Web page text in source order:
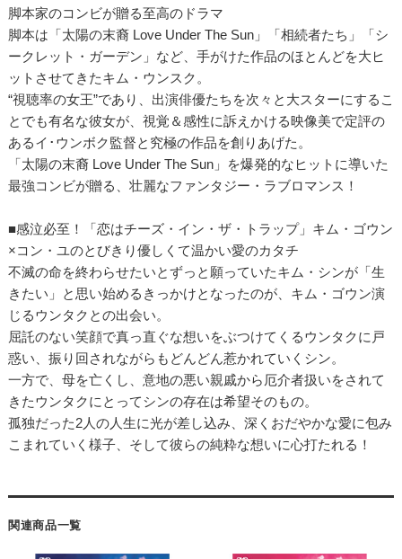
脚本家のコンビが贈る至高のドラマ
脚本は「太陽の末裔 Love Under The Sun」「相続者たち」「シ
ークレット・ガーデン」など、手がけた作品のほとんどを大ヒ
ットさせてきたキム・ウンスク。
“視聴率の女王”であり、出演俳優たちを次々と大スターにするこ
とでも有名な彼女が、視覚＆感性に訴えかける映像美で定評の
あるイ･ウンボク監督と究極の作品を創りあげた。
「太陽の末裔 Love Under The Sun」を爆発的なヒットに導いた
最強コンビが贈る、壮麗なファンタジー・ラブロマンス！
■感泣必至！「恋はチーズ・イン・ザ・トラップ」キム・ゴウン
×コン・ユのとびきり優しくて温かい愛のカタチ
不滅の命を終わらせたいとずっと願っていたキム・シンが「生
きたい」と思い始めるきっかけとなったのが、キム・ゴウン演
じるウンタクとの出会い。
屈託のない笑顔で真っ直ぐな想いをぶつけてくるウンタクに戸
惑い、振り回されながらもどんどん惹かれていくシン。
一方で、母を亡くし、意地の悪い親戚から厄介者扱いをされて
きたウンタクにとってシンの存在は希望そのもの。
孤独だった2人の人生に光が差し込み、深くおだやかな愛に包み
こまれていく様子、そして彼らの純粋な想いに心打たれる！
関連商品一覧